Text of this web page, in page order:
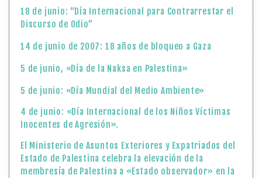
18 de junio: “Día Internacional para Contrarrestar el
Discurso de Odio”
14 de junio de 2007: 18 años de bloqueo a Gaza
5 de junio, «Día de la Naksa en Palestina»
5 de junio: «Día Mundial del Medio Ambiente»
4 de junio: «Día Internacional de los Niños Víctimas
Inocentes de Agresión».
El Ministerio de Asuntos Exteriores y Expatriados del
Estado de Palestina celebra la elevación de la
membresía de Palestina a «Estado observador» en la